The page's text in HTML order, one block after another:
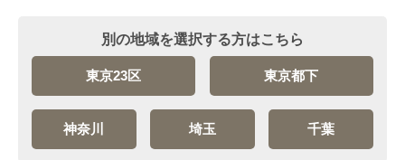
別の地域を選択する方はこちら
東京23区 東京都下
神奈川 埼玉 千葉